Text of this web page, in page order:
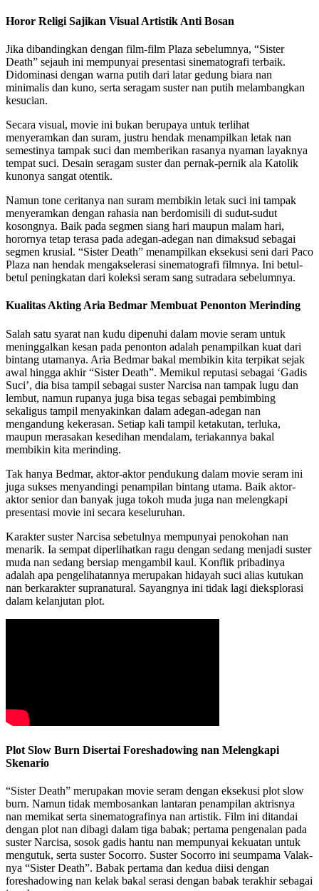
Horor Religi Sajikan Visual Artistik Anti Bosan
Jika dibandingkan dengan film-film Plaza sebelumnya, “Sister
Death” sejauh ini mempunyai presentasi sinematografi terbaik.
Didominasi dengan warna putih dari latar gedung biara nan
minimalis dan kuno, serta seragam suster nan putih melambangkan
kesucian.
Secara visual, movie ini bukan berupaya untuk terlihat
menyeramkan dan suram, justru hendak menampilkan letak nan
semestinya tampak suci dan memberikan rasanya nyaman layaknya
tempat suci. Desain seragam suster dan pernak-pernik ala Katolik
kunonya sangat otentik.
Namun tone ceritanya nan suram membikin letak suci ini tampak
menyeramkan dengan rahasia nan berdomisili di sudut-sudut
kosongnya. Baik pada segmen siang hari maupun malam hari,
horornya tetap terasa pada adegan-adegan nan dimaksud sebagai
segmen krusial. “Sister Death” menampilkan eksekusi seni dari Paco
Plaza nan hendak mengakselerasi sinematografi filmnya. Ini betul-
betul peningkatan dari koleksi seram sang sutradara sebelumnya.
Kualitas Akting Aria Bedmar Membuat Penonton Merinding
Salah satu syarat nan kudu dipenuhi dalam movie seram untuk
meninggalkan kesan pada penonton adalah penampilkan kuat dari
bintang utamanya. Aria Bedmar bakal membikin kita terpikat sejak
awal hingga akhir “Sister Death”. Memikul reputasi sebagai ‘Gadis
Suci’, dia bisa tampil sebagai suster Narcisa nan tampak lugu dan
lembut, namun rupanya juga bisa tegas sebagai pembimbing
sekaligus tampil menyakinkan dalam adegan-adegan nan
mengandung kekerasan. Setiap kali tampil ketakutan, terluka,
maupun merasakan kesedihan mendalam, teriakannya bakal
membikin kita merinding.
Tak hanya Bedmar, aktor-aktor pendukung dalam movie seram ini
juga sukses menyandingi penampilan bintang utama. Baik aktor-
aktor senior dan banyak juga tokoh muda juga nan melengkapi
presentasi movie ini secara keseluruhan.
Karakter suster Narcisa sebetulnya mempunyai penokohan nan
menarik. Ia sempat diperlihatkan ragu dengan sedang menjadi suster
muda nan sedang bersiap mengambil kaul. Konflik pribadinya
adalah apa pengelihatannya merupakan hidayah suci alias kutukan
nan berkarakter supranatural. Sayangnya ini tidak lagi dieksplorasi
dalam kelanjutan plot.
Plot Slow Burn Disertai Foreshadowing nan Melengkapi
Skenario
“Sister Death” merupakan movie seram dengan eksekusi plot slow
burn. Namun tidak membosankan lantaran penampilan aktrisnya
nan memikat serta sinematografinya nan artistik. Film ini ditandai
dengan plot nan dibagi dalam tiga babak; pertama pengenalan pada
suster Narcisa, sosok gadis hantu nan mempunyai kekuatan untuk
mengutuk, serta suster Socorro. Suster Socorro ini seumpama Valak-
nya “Sister Death”. Babak pertama dan kedua diisi dengan
foreshadowing nan kelak bakal serasi dengan babak terakhir sebagai